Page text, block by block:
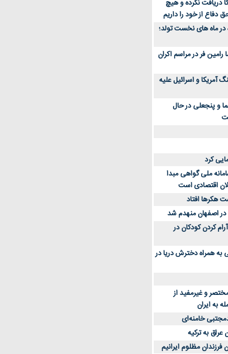
دویدن و استفاده
دریافت نکرده و هیچ
دفاع از خود را داریم
ماه های نخست تولد؛
فر در مراسم اکران
درپی جنگ آمریکا و اسرائیل علیه
و پنجعلی در حال
کرد
ملی گواهی مبدا
اقتصادی است
هکرها افتاد
کردن کودکان در
به همراه دخترش دریا در
و غیرمفید از
به ایران
خامنه‌ای
به ترکیه
مظلوم ایرانیم